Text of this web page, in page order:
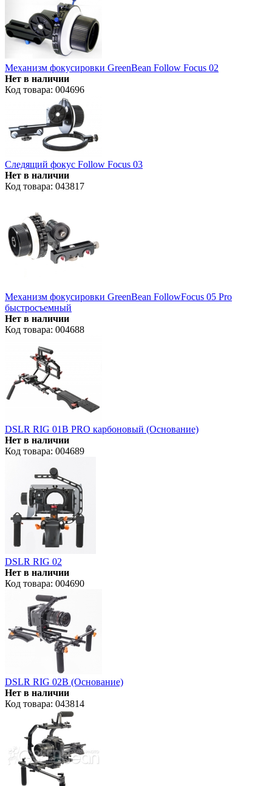
Механизм фокусировки GreenBean Follow Focus 02
Нет в наличии
Код товара: 004696
Следящий фокус Follow Focus 03
Нет в наличии
Код товара: 043817
Механизм фокусировки GreenBean FollowFocus 05 Pro
быстросъемный
Нет в наличии
Код товара: 004688
DSLR RIG 01B PRO карбоновый (Основание)
Нет в наличии
Код товара: 004689
DSLR RIG 02
Нет в наличии
Код товара: 004690
DSLR RIG 02B (Основание)
Нет в наличии
Код товара: 043814